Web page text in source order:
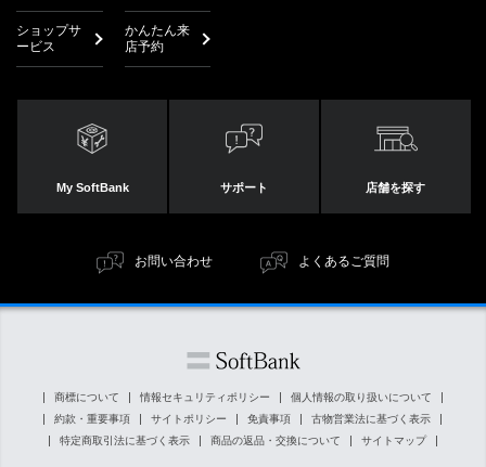
ショップサ
ービス
かんたん来
店予約
My SoftBank サポート 店舗を探す
お問い合わせ よくあるご質問
商標について 情報セキュリティポリシー
個人情報の取り扱いについて
約款・重要事項
サイトポリシー 免責事項
古物営業法に基づく表示
特定商取引法に基づく表示
商品の返品・交換について サイトマップ